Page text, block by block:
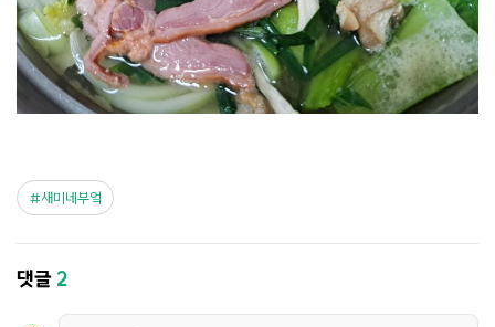
새미네부엌
댓글2